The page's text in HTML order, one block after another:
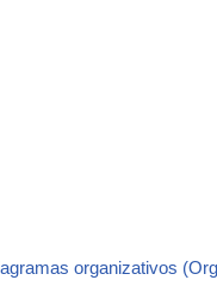
organizativos